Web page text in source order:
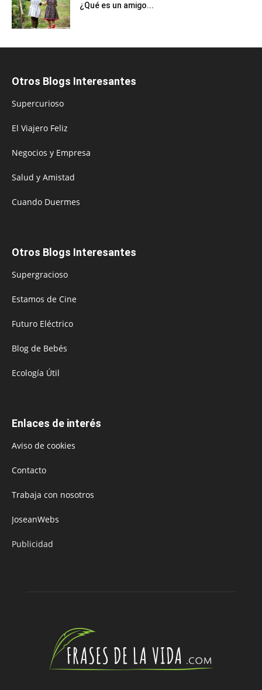
¿Qué es un amigo...
Otros Blogs Interesantes
Supercurioso
El Viajero Feliz
Negocios y Empresa
Salud y Amistad
Cuando Duermes
Otros Blogs Interesantes
Supergracioso
Estamos de Cine
Futuro Eléctrico
Blog de Bebés
Ecología Útil
Enlaces de interés
Aviso de cookies
Contacto
Trabaja con nosotros
JoseanWebs
Publicidad